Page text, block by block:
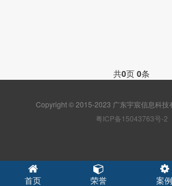
共0页 0条
Copyright © 2015-2023 广东宇宸信息科技
粤ICP备15043763号-2
首页 荣誉 案例